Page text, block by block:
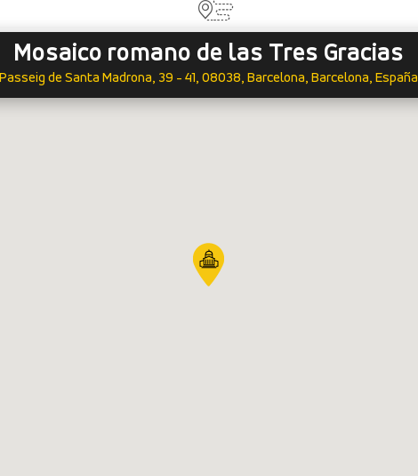
Mosaico romano de las Tres Gracias
Passeig de Santa Madrona, 39 - 41, 08038, Barcelona, Barcelona, España